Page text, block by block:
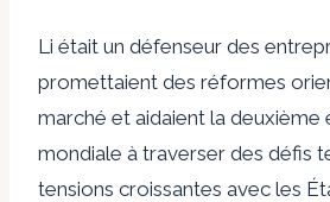
Li était un défenseur des
promettaient des réformes
marché et aidaient la deuxième
mondiale à traverser des défis
tensions croissantes avec les